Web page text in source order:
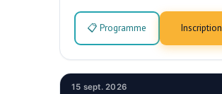
📋 Programme Inscription
15 sept. 2026